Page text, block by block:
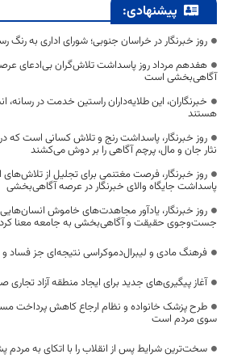
پیشنهادی:
روز خبرنگار در خراسان جنوبی؛ شورای اداری به رنگ
هفدهم مرداد روز پاسداشت تلاش‌گران بی‌ادعای
آگاهی‌بخشی است
خبرنگاران، این طلایه‌داران راستین خدمت در
هستند
روز خبرنگار، پاسداشت رنج و تلاش کسانی است که
نثار جان و مال، پرچم آگاهی را بر دوش می‌کشند
روز خبرنگار، فرصت مغتنمی برای تجلیل از
پاسداشت جایگاه والای خبرنگار در عرصه آگاهی‌بخشی
روز خبرنگار، یادآور مجاهدت‌های خاموش
جست‌وجوی حقیقت و آگاهی‌بخشی به جامعه معنا
فرهنگ مادی و لیبرال‌دموکراسی نتیجه‌ای جز فساد و
آغاز پیگیری‌های جدید برای ایجاد منطقه آزاد
طرح پزشک خانواده و نظام ارجاع کاهش پرداخت
سوی مردم است
سخت‌ترین شرایط پس از انقلاب را با اتکای به